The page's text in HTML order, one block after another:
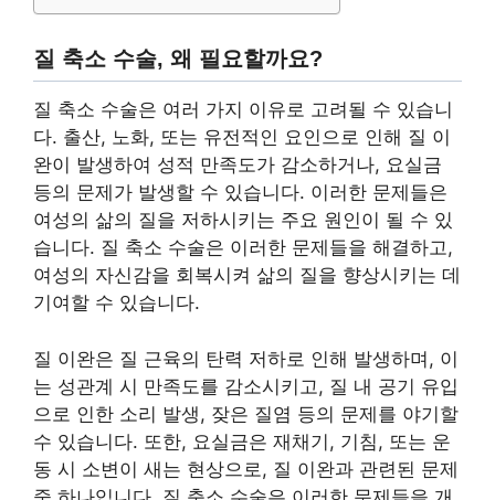
질 축소 수술, 왜 필요할까요?
질 축소 수술은 여러 가지 이유로 고려될 수 있습니
다. 출산, 노화, 또는 유전적인 요인으로 인해 질 이
완이 발생하여 성적 만족도가 감소하거나, 요실금
등의 문제가 발생할 수 있습니다. 이러한 문제들은
여성의 삶의 질을 저하시키는 주요 원인이 될 수 있
습니다. 질 축소 수술은 이러한 문제들을 해결하고,
여성의 자신감을 회복시켜 삶의 질을 향상시키는 데
기여할 수 있습니다.
질 이완은 질 근육의 탄력 저하로 인해 발생하며, 이
는 성관계 시 만족도를 감소시키고, 질 내 공기 유입
으로 인한 소리 발생, 잦은 질염 등의 문제를 야기할
수 있습니다. 또한, 요실금은 재채기, 기침, 또는 운
동 시 소변이 새는 현상으로, 질 이완과 관련된 문제